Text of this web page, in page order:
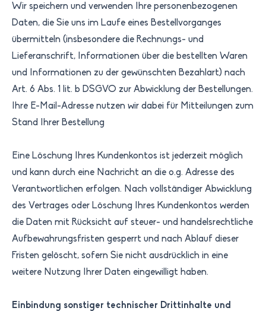
Wir speichern und verwenden Ihre personenbezogenen
Daten, die Sie uns im Laufe eines Bestellvorganges
übermitteln (insbesondere die Rechnungs- und
Lieferanschrift, Informationen über die bestellten Waren
und Informationen zu der gewünschten Bezahlart) nach
Art. 6 Abs. 1 lit. b DSGVO zur Abwicklung der Bestellungen.
Ihre E-Mail-Adresse nutzen wir dabei für Mitteilungen zum
Stand Ihrer Bestellung
Eine Löschung Ihres Kundenkontos ist jederzeit möglich
und kann durch eine Nachricht an die o.g. Adresse des
Verantwortlichen erfolgen. Nach vollständiger Abwicklung
des Vertrages oder Löschung Ihres Kundenkontos werden
die Daten mit Rücksicht auf steuer- und handelsrechtliche
Aufbewahrungsfristen gesperrt und nach Ablauf dieser
Fristen gelöscht, sofern Sie nicht ausdrücklich in eine
weitere Nutzung Ihrer Daten eingewilligt haben.
Einbindung sonstiger technischer Drittinhalte und